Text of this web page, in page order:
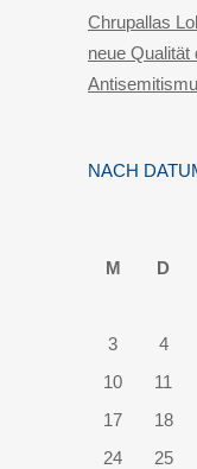
Chrupallas
neue Qualität
NACH
M D
3
4
10
11
17
18
24
25